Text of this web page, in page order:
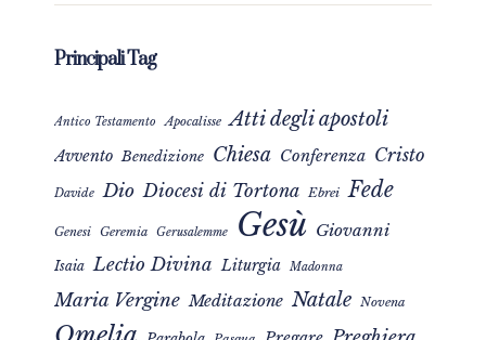
Principali Tag
Antico Testamento Apocalisse Atti degli apostoli
Avvento Benedizione Chiesa Conferenza Cristo
Davide Dio Diocesi di Tortona Ebrei Fede
Genesi Geremia Gerusalemme Gesù Giovanni
Isaia Lectio Divina Liturgia Madonna
Maria Vergine Meditazione Natale Novena